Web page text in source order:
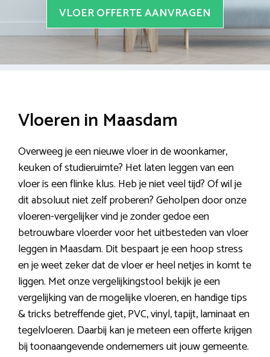
VLOER OFFERTE AANVRAGEN
Vloeren in Maasdam
Overweeg je een nieuwe vloer in de woonkamer,
keuken of studieruimte? Het laten leggen van een
vloer is een flinke klus. Heb je niet veel tijd? Of wil je
dit absoluut niet zelf proberen? Geholpen door onze
vloeren-vergelijker vind je zonder gedoe een
betrouwbare vloerder voor het uitbesteden van vloer
leggen in Maasdam. Dit bespaart je een hoop stress
en je weet zeker dat de vloer er heel netjes in komt te
liggen. Met onze vergelijkingstool bekijk je een
vergelijking van de mogelijke vloeren, en handige tips
& tricks betreffende giet, PVC, vinyl, tapijt, laminaat en
tegelvloeren. Daarbij kan je meteen een offerte krijgen
bij toonaangevende ondernemers uit jouw gemeente.